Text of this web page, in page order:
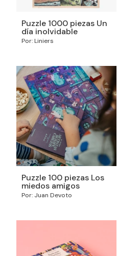
Puzzle 1000 piezas Un
día inolvidable
Por: Liniers
Puzzle 100 piezas Los
miedos amigos
Por: Juan Devoto